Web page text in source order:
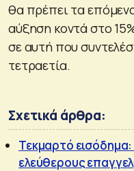
θα πρέπει τα
αύξηση κοντά στο
σε αυτή που
τετραετία.
Σχετικά άρθρα:
Τεκμαρτό εισόδημα:
ελεύθερους